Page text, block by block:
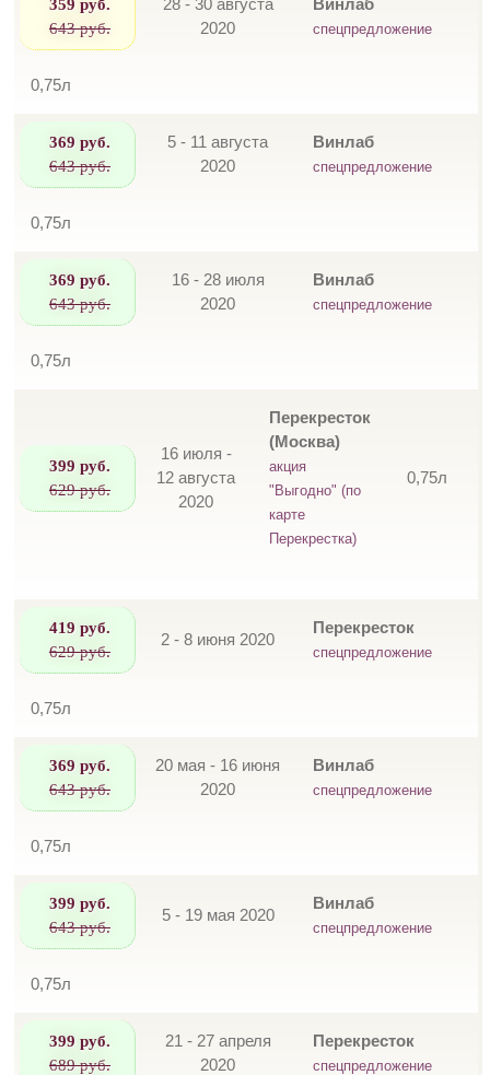
643 руб.
28 - 30 августа
2020
Винлаб
спецпредложение
0,75л
369 руб.
643 руб.
5 - 11 августа
2020
Винлаб
спецпредложение
0,75л
369 руб.
643 руб.
16 - 28 июля
2020
Винлаб
спецпредложение
0,75л
399 руб.
629 руб.
16 июля -
12 августа
2020
Перекресток
(Москва)
акция
"Выгодно" (по
карте
Перекрестка)
0,75л
419 руб.
629 руб.
2 - 8 июня 2020
Перекресток
спецпредложение
0,75л
369 руб.
643 руб.
20 мая - 16 июня
2020
Винлаб
спецпредложение
0,75л
399 руб.
643 руб.
5 - 19 мая 2020
Винлаб
спецпредложение
0,75л
399 руб.
689 руб.
21 - 27 апреля
2020
Перекресток
спецпредложение